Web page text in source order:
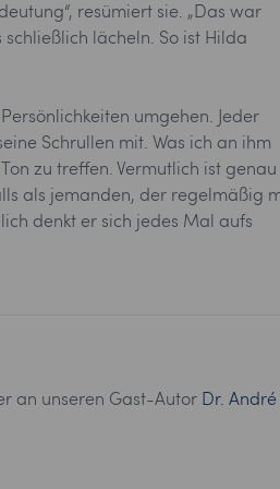
resümiert sie. „Das war
schließlich lächeln. So ist Hilda
umgehen. Jeder
Schrullen mit. Was ich an ihm
zu treffen. Vermutlich ist genau
als jemanden, der regelmäßig
denkt er sich jedes Mal aufs
an unseren Gast-Autor Dr. André